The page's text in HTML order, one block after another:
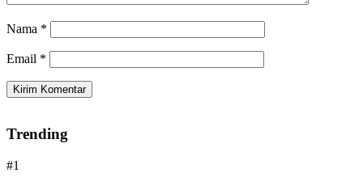
Nama *
Email *
Trending
#1